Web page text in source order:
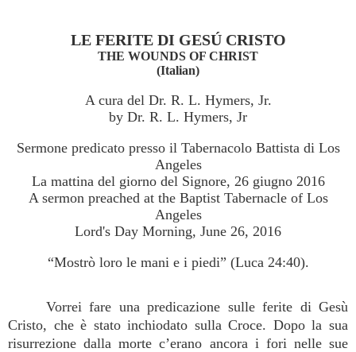
LE FERITE DI GESÚ CRISTO
THE WOUNDS OF CHRIST
(Italian)
A cura del Dr. R. L. Hymers, Jr.
by Dr. R. L. Hymers, Jr
Sermone predicato presso il Tabernacolo Battista di Los
Angeles
La mattina del giorno del Signore, 26 giugno 2016
A sermon preached at the Baptist Tabernacle of Los
Angeles
Lord's Day Morning, June 26, 2016
“Mostrò loro le mani e i piedi” (Luca 24:40).
Vorrei fare una predicazione sulle ferite di Gesù
Cristo, che è stato inchiodato sulla Croce. Dopo la sua
risurrezione dalla morte c’erano ancora i fori nelle sue